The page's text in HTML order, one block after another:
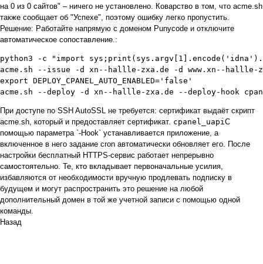
на 0 из 0 сайтов" – ничего не установлено. Коварство в том, что acme.sh
также сообщает об "Успехе", поэтому ошибку легко пропустить.
Решение: Работайте напрямую с доменом Punycode и отключите
автоматическое сопоставление.:
python3 -c "import
acme.sh --issue -d xn--hallle-zxa.de -d www.xn--hallle-
export DEPLOY_CPANEL_AUTO_ENABLED='false'
acme.sh --deploy -d xn--hallle-zxa.de --deploy-hook
При доступе по SSH AutoSSL не требуется: сертификат выдаёт скрипт
acme.sh, который и предоставляет сертификат. cpanel_uapi С
помощью параметра `-Hook` устанавливается приложение, а
включенное в него задание cron автоматически обновляет его. После
настройки бесплатный HTTPS-сервис работает непрерывно
самостоятельно. Те, кто вкладывает первоначальные усилия,
избавляются от необходимости вручную продлевать подписку в
будущем и могут распространить это решение на любой
дополнительный домен в той же учетной записи с помощью одной
команды.
Назад